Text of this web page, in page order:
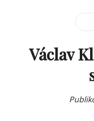
Václav